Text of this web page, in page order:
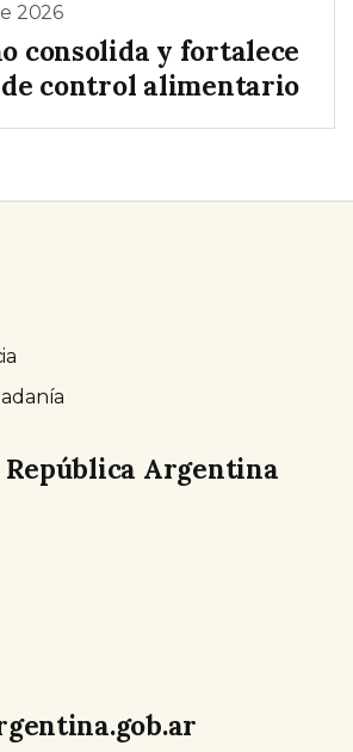
2026
consolida y fortalece
control alimentario
República Argentina